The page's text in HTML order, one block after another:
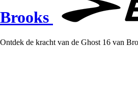
Brooks
Ontdek de kracht van de Ghost 16 van